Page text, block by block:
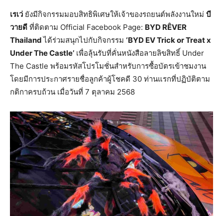
เรเว่ ยังมีกิจกรรมมอบสิทธิพิเศษให้เจ้าของรถยนต์พลังงานใหม่ บี
วายดี ที่ติดตาม Official Facebook Page: BYD RÊVER
Thailandได้ร่วมสนุกไปกับกิจกรรม ‘BYD EV Trick or Treat x
Under The Castle’ เพื่อลุ้นรับที่คั่นหนังสือลายลิขสิทธิ์ Under
The Castle พร้อมรหัสโปรโมชั่นสำหรับการซื้อบัตรเข้าชมงาน
โดยมีการประกาศรายชื่อลูกค้าผู้โชคดี 30 ท่านแรกที่ปฏิบัติตาม
กติกาครบถ้วน เมื่อวันที่ 7 ตุลาคม 2568